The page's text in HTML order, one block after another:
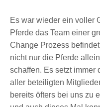
Es war wieder ein voller
Pferde das Team einer
Change Prozess
nicht nur die Pferde
schaffen. Es setzt immer
aller beteiligten
bereits öfters bei uns zu